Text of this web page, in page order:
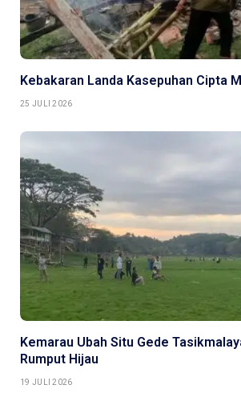
Kebakaran Landa Kasepuhan Cipta
25 JULI 2026
Kemarau Ubah Situ Gede
Rumput Hijau
19 JULI 2026